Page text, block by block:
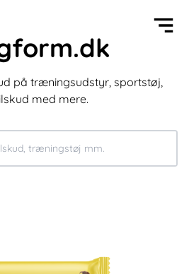
på træningsudstyr, sportstøj,
med mere.